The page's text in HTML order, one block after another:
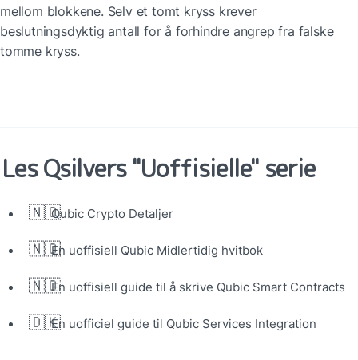
mellom blokkene. Selv et tomt kryss krever
beslutningsdyktig antall for å forhindre angrep fra falske
tomme kryss.
Les Qsilvers "Uoffisielle" serie
🇳🇴Qubic Crypto Detaljer
🇳🇴En uoffisiell Qubic Midlertidig hvitbok
🇳🇴En uoffisiell guide til å skrive Qubic Smart Contracts
🇩🇰En uofficiel guide til Qubic Services Integration